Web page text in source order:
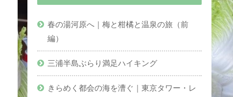
春の湯河原へ｜梅と柑橘と温泉の旅（前
編）
三浦半島ぶらり満足ハイキング
きらめく都会の海を漕ぐ｜東京タワー・レ